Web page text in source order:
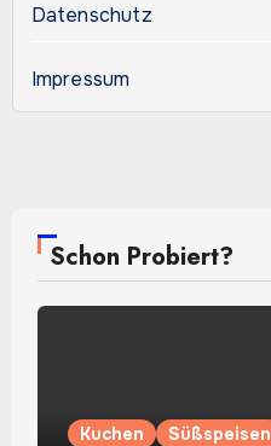
Datenschutz
Impressum
Schon Probiert?
Kuchen Süßspeisen